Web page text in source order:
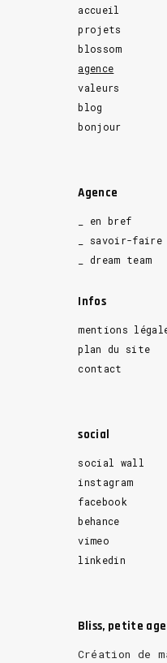
accueil
projets
blossom
agence
valeurs
blog
bonjour
Agence
_ en bref
_ savoir-faire
_ dream team
Infos
mentions
plan du site
contact
social
social wall
instagram
facebook
behance
vimeo
linkedin
Bliss, petite
Création de